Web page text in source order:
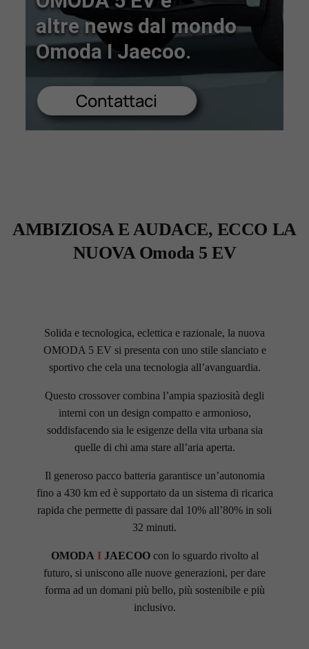
Lavora Con Noi
altre news dal mondo
Omoda I Jaecoo.
Contattaci
AMBIZIOSA E AUDACE, ECCO LA
NUOVA Omoda 5 EV
Solida e tecnologica, eclettica e razionale, la nuova
OMODA 5 EV si presenta con uno stile slanciato e
sportivo che cela una tecnologia all’avanguardia.
Questo crossover combina l’ampia spaziosità degli
interni con un design compatto e armonioso,
soddisfacendo sia le esigenze della vita urbana sia
quelle di chi ama stare all’aria aperta.
Il generoso pacco batteria garantisce un’autonomia
fino a 430 km ed è supportato da un sistema di ricarica
rapida che permette di passare dal 10% all’80% in soli
32 minuti.
OMODA I JAECOOcon lo sguardo rivolto al
futuro, si uniscono alle nuove generazioni, per dare
forma ad un domani più bello, più sostenibile e più
inclusivo.